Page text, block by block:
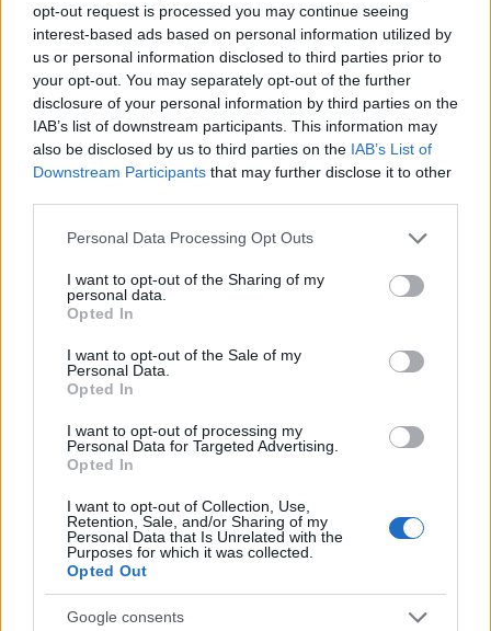
opt-out request is processed you may continue seeing
interest-based ads based on personal information utilized by
us or personal information disclosed to third parties prior to
your opt-out. You may separately opt-out of the further
disclosure of your personal information by third parties on the
IAB’s list of downstream participants. This information may
also be disclosed by us to third parties on the IAB’s List of
Downstream Participants that may further disclose it to other
Please note that this website/app uses one or more Google
not limited to your visit or usage behaviour. You may click to
grant or deny consent to Google and its third-party tags to
use your data for below specified purposes in below Google
consent section.
Personal Data Processing Opt Outs
I want to opt-out of the Sharing of my
personal data.
Opted In
I want to opt-out of the Sale of my
Personal Data.
Opted In
I want to opt-out of processing my
Personal Data for Targeted Advertising.
Opted In
I want to opt-out of Collection, Use,
Retention, Sale, and/or Sharing of my
Personal Data that Is Unrelated with the
Purposes for which it was collected.
Opted Out
Google consents
GERILLA BÁR PESTITV
Erdélyi turnéra indul a Sárik Péter
Trió
2022.05.31.
FŐCÍM
AJÁNLOTT VIDEÓK